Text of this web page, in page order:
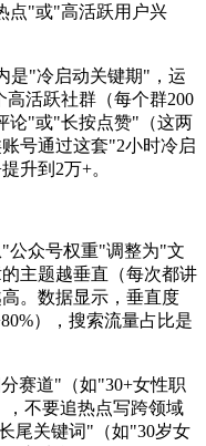
点"或"高活跃用户兴
是"冷启动关键期"，运
高活跃社群（每个群200
论"或"长按点赞"（这两
号通过这套"2小时冷启
升到2万+。
公众号权重"调整为"文
主题越垂直（每次都讲
。数据显示，垂直度
），搜索流量占比是
赛道"（如"30+女性职
不要追热点写跨领域
尾关键词"（如"30岁女